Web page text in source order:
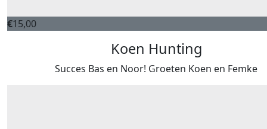
€15,00
Koen Hunting
Succes Bas en Noor! Groeten Koen en Femke